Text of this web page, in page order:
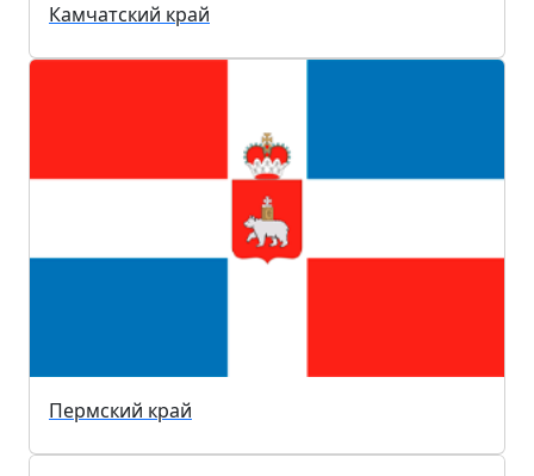
Камчатский край
Пермский край